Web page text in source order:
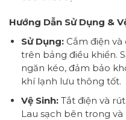
Hướng Dẫn Sử Dụng &
Sử Dụng:Cắm điện và
trên bảng điều khiển.
ngăn kéo, đảm bảo
khí lạnh lưu thông tốt.
Vệ Sinh:Tắt điện và
Lau sạch bên trong